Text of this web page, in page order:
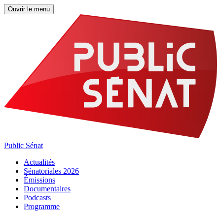
Ouvrir le menu
Public Sénat
Actualités
Sénatoriales 2026
Émissions
Documentaires
Podcasts
Programme